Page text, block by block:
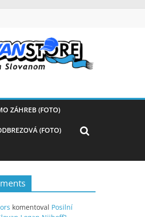
ZÁHREB (FOTO)
(FOTO)
komentoval Posilní